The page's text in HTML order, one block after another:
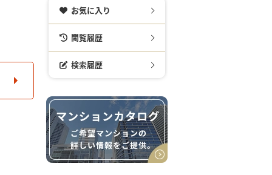
お気に入り
閲覧履歴
検索履歴